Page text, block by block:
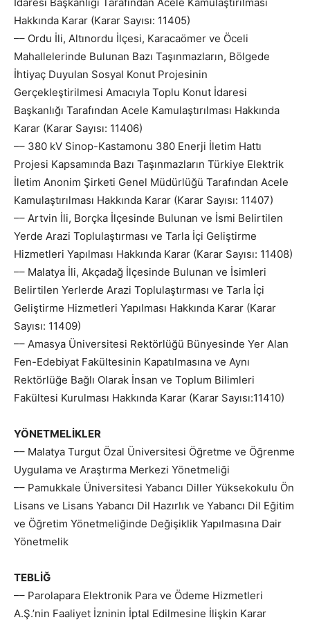
Hakkında Karar (Karar Sayısı: 11405)
–– Ordu İli, Altınordu İlçesi, Karacaömer ve Öceli
Mahallelerinde Bulunan Bazı Taşınmazların, Bölgede
İhtiyaç Duyulan Sosyal Konut Projesinin
Gerçekleştirilmesi Amacıyla Toplu Konut İdaresi
Başkanlığı Tarafından Acele Kamulaştırılması Hakkında
Karar (Karar Sayısı: 11406)
–– 380 kV Sinop-Kastamonu 380 Enerji İletim Hattı
Projesi Kapsamında Bazı Taşınmazların Türkiye Elektrik
İletim Anonim Şirketi Genel Müdürlüğü Tarafından Acele
Kamulaştırılması Hakkında Karar (Karar Sayısı: 11407)
–– Artvin İli, Borçka İlçesinde Bulunan ve İsmi Belirtilen
Yerde Arazi Toplulaştırması ve Tarla İçi Geliştirme
Hizmetleri Yapılması Hakkında Karar (Karar Sayısı: 11408)
–– Malatya İli, Akçadağ İlçesinde Bulunan ve İsimleri
Belirtilen Yerlerde Arazi Toplulaştırması ve Tarla İçi
Geliştirme Hizmetleri Yapılması Hakkında Karar (Karar
Sayısı: 11409)
–– Amasya Üniversitesi Rektörlüğü Bünyesinde Yer Alan
Fen-Edebiyat Fakültesinin Kapatılmasına ve Aynı
Rektörlüğe Bağlı Olarak İnsan ve Toplum Bilimleri
Fakültesi Kurulması Hakkında Karar (Karar Sayısı:11410)
YÖNETMELİKLER
–– Malatya Turgut Özal Üniversitesi Öğretme ve Öğrenme
Uygulama ve Araştırma Merkezi Yönetmeliği
–– Pamukkale Üniversitesi Yabancı Diller Yüksekokulu Ön
Lisans ve Lisans Yabancı Dil Hazırlık ve Yabancı Dil Eğitim
ve Öğretim Yönetmeliğinde Değişiklik Yapılmasına Dair
Yönetmelik
TEBLİĞ
–– Parolapara Elektronik Para ve Ödeme Hizmetleri
A.Ş.’nin Faaliyet İzninin İptal Edilmesine İlişkin Karar